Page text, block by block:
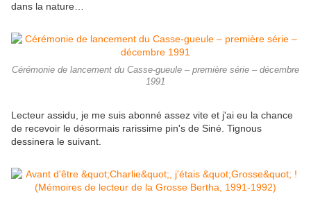
dans la nature…
Cérémonie de lancement du Casse-gueule – première série – décembre
1991
Lecteur assidu, je me suis abonné assez vite et j'ai eu la chance
de recevoir le désormais rarissime pin's de Siné. Tignous
dessinera le suivant.